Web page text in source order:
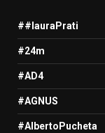
##lauraPrati
#24m
#AD4
#AGNUS
#AlbertoPucheta